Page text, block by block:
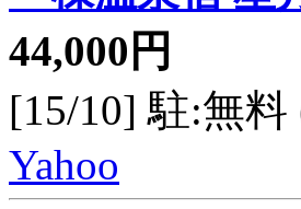
44,000円
[15/10] 駐:無料
Yahoo